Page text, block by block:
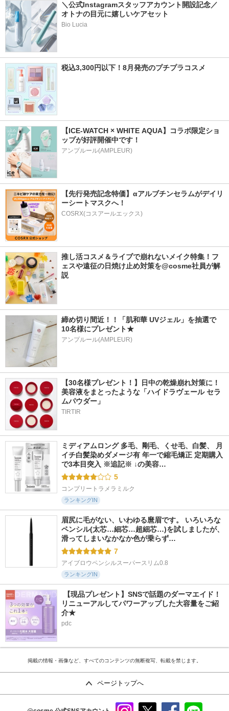
＼公式Instagramスタッフアカウント開設記念／
オトナの目元に嬉しいケアセット
Bio Lucia
税込3,300円以下！8月発売のプチプラコスメ
【ICE-WATCH × WHITE AQUA】コラボ限定ショ
ップが好評開催中です！
アンプルール(AMPLEUR)
【先行発売記念特価】αアルブチンセラムがデイリ
ーシートマスクへ！
COSRX(コスアールエックス)
推し活コスメ＆ライブで崩れないメイク特集！フ
ェスや遠征の日焼け止め対策を@cosme社員が解
説
締め切り間近！！「肌和華 UVジェル」を抽選で
10名様にプレゼント★
アンプルール(AMPLEUR)
【30名様プレゼント！】日中の乾燥崩れ対策に！
美容液をまとったような「ハイドラヴェール セラ
ムパウダー」
TIRTIR
ミディアムロング 多毛、剛毛、くせ毛、白髪、 月
イチ白髪染めダメージ有 年一で縮毛矯正 定期購入
で3本目突入 ※追記※ ↓の美容…
5
コンプリートラメラミルク
ランキングIN
眉尻に毛がない、いわゆる麿眉です。 いろいろな
ペンシル(太芯…細芯…超細芯…)を試しましたが、
滑ってしまいなかなか色が乗らず…
7
アイブロウペンシルスーパースリム0.8
ランキングIN
【現品プレゼント】SNSで話題のダーマエイド！
リニューアルしてパワーアップした大容量をご紹
介★
pdc
掲載の情報・画像など、すべてのコンテンツの無断複写、転載を禁じます。
ページトップへ